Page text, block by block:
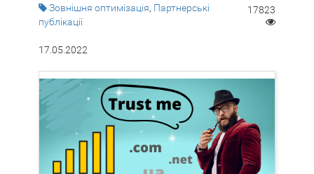
Зовнішня оптимізація, Партнерські
публікації
17823
17.05.2022